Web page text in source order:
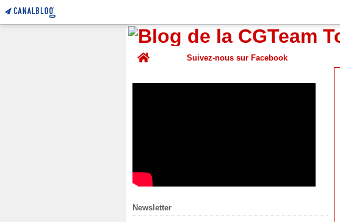
Home
Suivez-nous sur Facebook
Newsletter